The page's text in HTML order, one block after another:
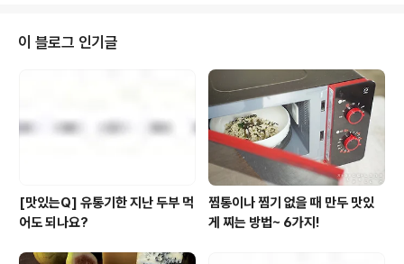
많은지! 아마도 요술창고처럼 풀무원 제품이 쌓여있는 냉
장고가 그 비결이 아닐까 싶은데요. 바로 그 여러분의 냉장
고 속에 있는 풀무원 제품들에 대한 소개를 해주세요. 왜 냉
장고에 그 제품이 있었는지와 같은 내용을 담아주시면 됩
니다. (ex. 남편 숙취 해소를 위해 항상 풀무원 콩나물을 냉
장고에 넣어 놓고 있지요) ..
이 블로그 인기글
[맛있는Q] 유통기한 지난 두부 먹
어도 되나요?
찜통이나 찜기 없을 때 만두 맛있
게 찌는 방법~ 6가지!